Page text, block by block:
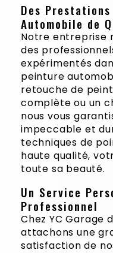
Des
Automobile de
Notre entreprise
des
expérimentés
peinture
retouche de
complète ou un
nous vous
impeccable et
techniques de
haute qualité,
toute sa beauté.
Un Service
Professionnel
Chez YC Garage
attachons une
satisfaction de